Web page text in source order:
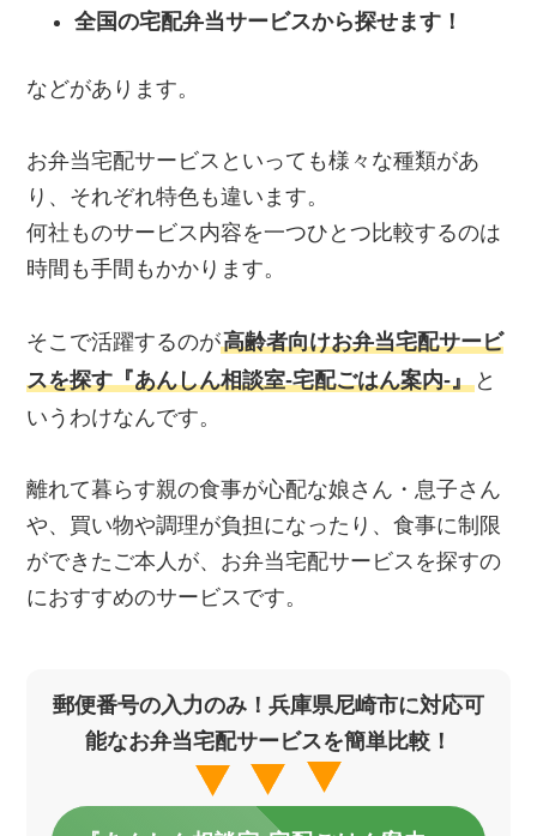
全国の宅配弁当サービスから探せます！
などがあります。
お弁当宅配サービスといっても様々な種類があ
り、それぞれ特色も違います。
何社ものサービス内容を一つひとつ比較するのは
時間も手間もかかります。
そこで活躍するのが高齢者向けお弁当宅配サービ
スを探す『あんしん相談室‐宅配ごはん案内‐』 と
いうわけなんです。
離れて暮らす親の食事が心配な娘さん・息子さん
や、買い物や調理が負担になったり、食事に制限
ができたご本人が、お弁当宅配サービスを探すの
におすすめのサービスです。
郵便番号の入力のみ！兵庫県尼崎市に対応可
能なお弁当宅配サービスを簡単比較！